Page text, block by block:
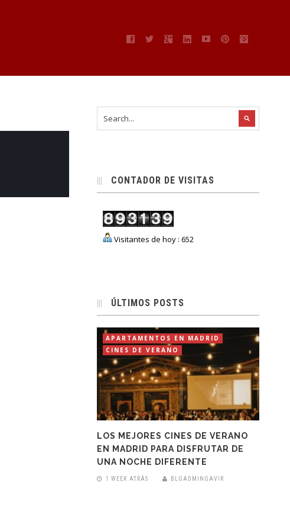
CONTADOR DE VISITAS
Visitantes de hoy : 652
ÚLTIMOS POSTS
APARTAMENTOS EN MADRID
CINES DE VERANO
LOS MEJORES CINES DE VERANO
EN MADRID PARA DISFRUTAR DE
UNA NOCHE DIFERENTE
1 WEEK ATRÁS BLGADMINGAVIR